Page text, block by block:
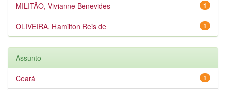
1
MILITÃO, Vivianne Benevides
1
OLIVEIRA, Hamilton Reis de
Assunto
1
Ceará